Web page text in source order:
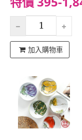
加入購物車